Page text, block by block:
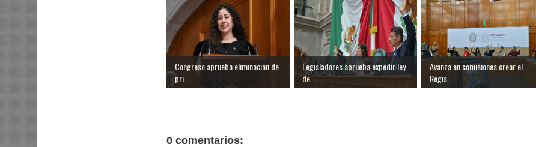
Congreso aprueba eliminación de
pri...
Legisladores aprueba expedir ley
de...
Avanza en comisiones crear el
Regis...
0 comentarios: